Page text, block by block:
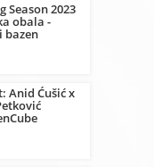
Season 2023
obala -
bazen
Anid Ćušić x